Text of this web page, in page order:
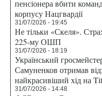
пенсіонера вбити
корпусу Нацгвардії
31/07/2026 - 19:45
Не тільки «Скеля».
225-му ОШП
31/07/2026 - 18:19
Український
Самуненков отримав
найкрасивіший хід на
31/07/2026 - 14:48